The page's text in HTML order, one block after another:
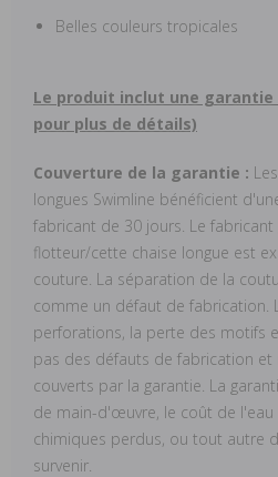
Belles couleurs tropicales
Le produit inclut une garantie
pour plus de détails)
Couverture de la garantie :
longues Swimline bénéficient
fabricant de 30 jours. Le
flotteur/cette chaise longue est
couture. La séparation de la
comme un défaut de fabrication.
perforations, la perte des motifs
pas des défauts de fabrication
couverts par la garantie. La
de main-d'œuvre, le coût de
chimiques perdus, ou tout autre
survenir.